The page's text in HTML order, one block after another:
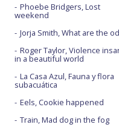
Phoebe Bridgers, Lost
weekend
Jorja Smith, What are the
Roger Taylor, Violence
in a beautiful world
La Casa Azul, Fauna y flora
subacuática
Eels, Cookie happened
Train, Mad dog in the fog